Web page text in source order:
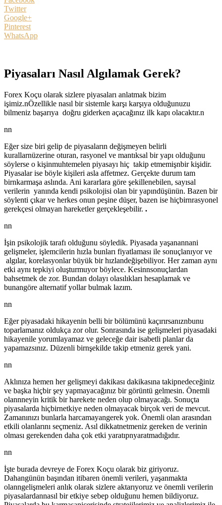
Twitter
Google+
Pinterest
WhatsApp
Piyasaları Nasıl Algılamak Gerek?
Forex Koçu olarak sizlere piyasaları anlatmak bizim
işimiz.nÖzellikle nasıl bir sistemle karşı karşıya olduğunuzu
bilmeniz başarıya doğru giderken açacağınız ilk kapı olacaktır.n
nn
Eğer size biri gelip de piyasaların değişmeyen belirli
kurallarnüzerine oturan, rasyonel ve mantıksal bir yapı olduğunu
söylerse o kişinmuhtemelen piyasayı hiç takip etmemişnbir kişidir.
Piyasalar ise böyle kişileri asla affetmez. Gerçekte durum tam
birnkarmaşa aslında. Ani kararlara göre şekillenebilen, sayısal
verilerin yanında kendi psikolojisi olan bir yapındüşünün. Bazen bir
söylenti çıkar ve herkes onun peşine düşer, bazen ise hiçbirnrasyonel
gerekçesi olmayan hareketler gerçekleşebilir. .
nn
İşin psikolojik tarafı olduğunu söyledik. Piyasada yaşanannani
gelişmeler, işlemcilerin hızla bunları fiyatlaması ile sonuçlanıyor ve
algılar, korelasyonlar büyük bir hızlandeğişebiliyor. Her zaman aynı
etki aynı tepkiyi oluşturmuyor böylece. Kesinnsonuçlardan
bahsetmek de zor. Bundan dolayı olasılıkları hesaplamak ve
bunangöre alternatif yollar bulmak lazım.
nn
Eğer piyasadaki hikayenin belli bir bölümünü kaçırırsanıznbunu
toparlamanız oldukça zor olur. Sonrasında ise gelişmeleri piyasadaki
hikayenile yorumlayamaz ve geleceğe dair isabetli planlar da
yapamazsınız. Düzenli birnşekilde takip etmeniz gerek yani.
nn
Aklınıza hemen her gelişmeyi dakikası dakikasına takipnedeceğiniz
ve başka hiçbir şey yapmayacağınız bir görüntü gelmesin. Önemli
olannneyin kritik bir harekete neden olup olmayacağı. Sonuçta
piyasalarda hiçbirnetkiye neden olmayacak birçok veri de mevcut.
Zamanınızı bunlarla harcamayangerek yok. Önemli olan arasından
etkili olanlarını seçmeniz. Asıl dikkatnetmeniz gereken de verinin
olması gerekenden daha çok etki yaratıpnyaratmadığıdır.
nn
İşte burada devreye de Forex Koçu olarak biz giriyoruz.
Dahangünün başından itibaren önemli verileri, yaşanmakta
olanngelişmeleri anlık olarak sizlere aktarıyoruz ve önemli verilerin
piyasalardannasıl bir etkiye sebep olduğunu hemen bildiyoruz.